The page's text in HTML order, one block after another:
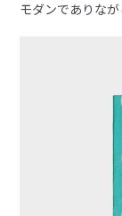
モダンでありな